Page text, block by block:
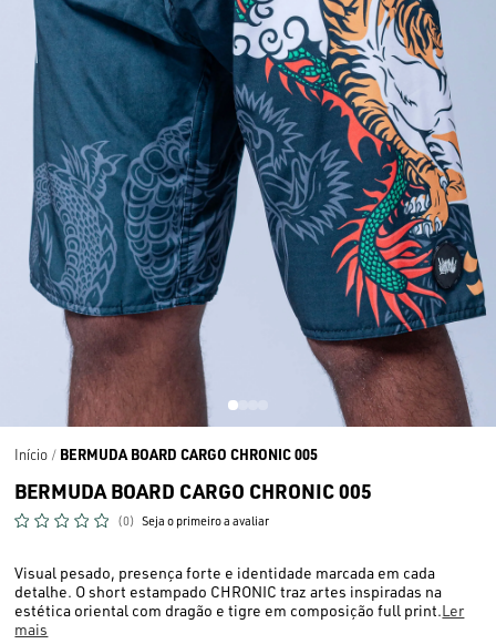
Início BERMUDA BOARD CARGO CHRONIC 005
BERMUDA BOARD CARGO CHRONIC 005
(0) Seja o primeiro a avaliar
Visual pesado, presença forte e identidade marcada em cada
detalhe. O short estampado CHRONIC traz artes inspiradas na
estética oriental com dragão e tigre em composição full print.Ler
mais